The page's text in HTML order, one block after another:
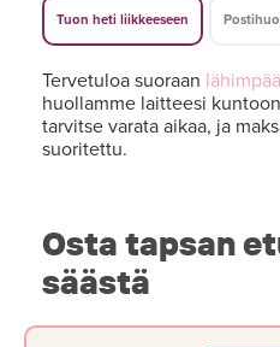
Tuon heti liikkeeseen
Tervetuloa suoraan
huollamme laitteesi
tarvitse varata aikaa, ja
suoritettu.
Osta tapsan
säästä